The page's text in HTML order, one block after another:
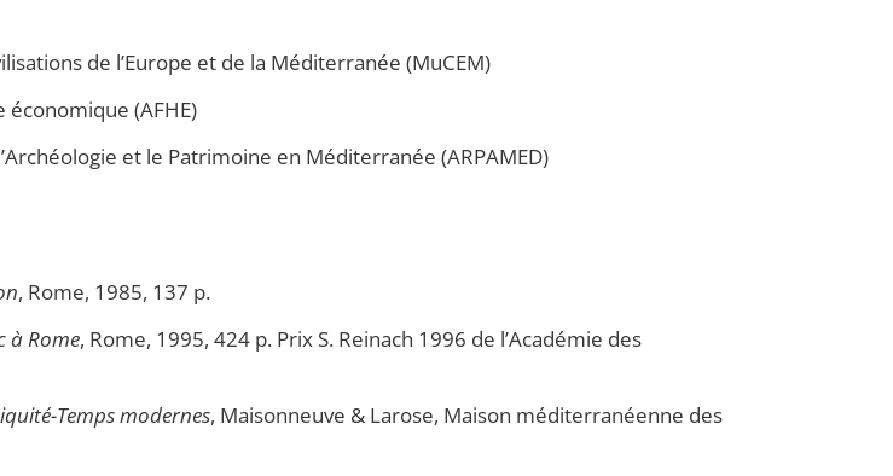
de l’Europe et de la Méditerranée (MuCEM)
économique (AFHE)
et le Patrimoine en Méditerranée (ARPAMED)
, Rome, 1985, 137 p.
à Rome, Rome, 1995, 424 p. Prix S. Reinach 1996 de l’Académie des
Temps modernes, Maisonneuve & Larose, Maison méditerranéenne des